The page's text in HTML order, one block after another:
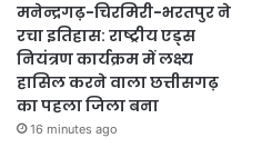
मनेन्द्रगढ़-चिरमिरी-भरतपुर ने
रचा इतिहास: राष्ट्रीय एड्स
नियंत्रण कार्यक्रम में लक्ष्य
हासिल करने वाला छत्तीसगढ़
का पहला जिला बना
16 minutes ago